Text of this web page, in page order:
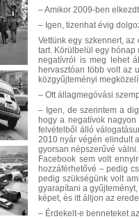
– Amikor 2009-ben
– Igen, tizenhat évig
Vettünk egy szkennert,
tart. Körülbelül egy hónap
negatívról is meg lehet
hervasztóan több volt az
közgyűjteményi
– Ott állagmegóvási
– Igen, de szerintem a
hogy a negatívok
felvételből álló
2010 nyár végén elindult
gyorsan népszerűvé
Facebook sem volt
hozzáférhetővé – pedig
pedig szükségünk volt
gyarapítani a
képet, és itt álljon az
– Érdekelt-e benneteket